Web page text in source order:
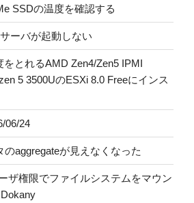
SSDの温度を確認する
ーバが起動しない
とれるAMD Zen4/Zen5 IPMI
5 3500UのESXi 8.0 Freeにインス
06/24
aggregateが見えなくなった
ザ権限でファイルシステムをマウン